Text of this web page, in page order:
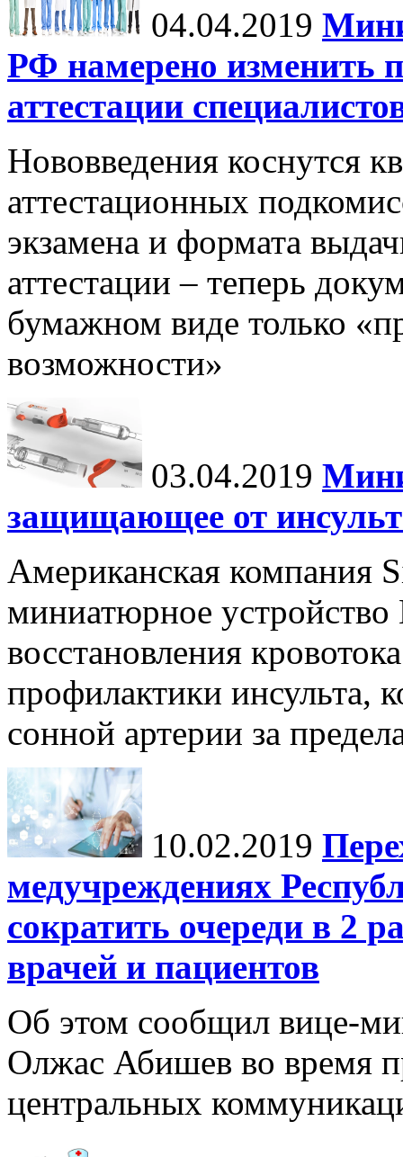
04.04.2019
РФ намерено изменить
аттестации
Нововведения коснутся
аттестационных
экзамена и формата
аттестации – теперь
бумажном виде только
возможности»
03.04.2019
защищающее от
Американская компания
миниатюрное устройство
восстановления
профилактики инсульта,
сонной артерии за
10.02.2019
медучреждениях
сократить очереди в 2
врачей и пациентов
Об этом сообщил вице-
Олжас Абишев во время
центральных